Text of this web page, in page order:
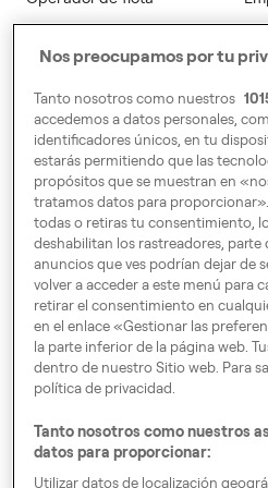
Empresas
DÓNDE ESTAMOS
C/ Orense 68, 10ª planta,
derecha 28020 Madrid
Carrer de Pamplona, 104.
Segunda planta.
08018 Barcelona
Por Europa
Nos preocupamos por tu
Tanto nosotros como nuestros
accedemos a datos personales,
identificadores únicos, en tu
estarás permitiendo que las
propósitos que se muestran en
tratamos datos para
todas o retiras tu consentimiento,
deshabilitan los rastreadores, parte
anuncios que ves podrían dejar de
volver a acceder a este menú para
retirar el consentimiento en
en el enlace «Gestionar las
la parte inferior de la página web.
dentro de nuestro Sitio web. Para
política de privacidad.
Tanto nosotros como nuestros
datos para proporcionar:
Utilizar datos de localización